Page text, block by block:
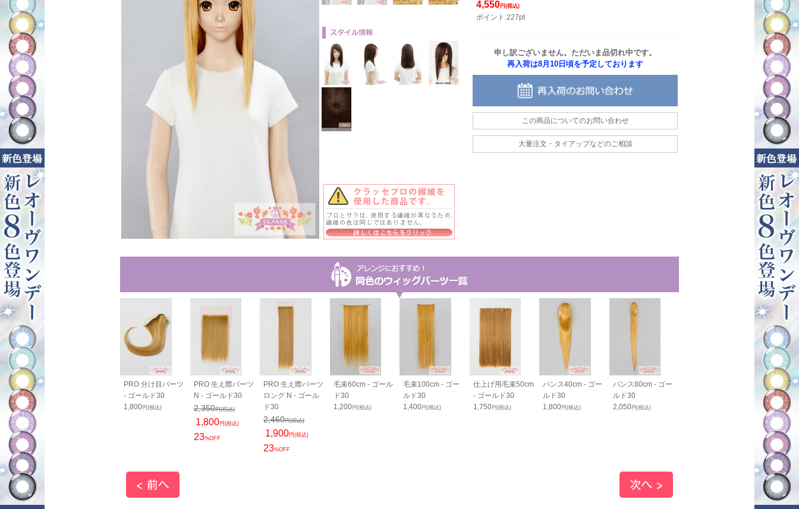
4,550 円(税込)
ポイント:227pt
申し訳ございません。ただいま品切れ中です。
再入荷は8月10日頃を予定しております
この商品についてのお問い合わせ
大量注文・タイアップなどのご相談
40cm - ゴー
円(税込)
PRO 分け目パーツ
- ゴールド30
1,800円(税込)
PRO 生え際パーツ
N - ゴールド30
2,350円(税込)
1,800円(税込)
23%OFF
PRO 生え際パーツ
ロング N - ゴール
ド30
2,460円(税込)
1,900円(税込)
23%OFF
毛束60cm - ゴール
ド30
1,200円(税込)
毛束100cm - ゴー
ルド30
1,400円(税込)
仕上げ用毛束50cm
- ゴールド30
1,750円(税込)
バンス40cm - ゴー
ルド30
1,800円(税込)
バンス80cm - ゴー
ルド30
2,050円(税込)
PRO 生え際
N - ゴールド
2,350円(税込)
1,800 円(税込)
%OFF